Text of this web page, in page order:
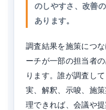
のしやすさ、改善
あります。
調査結果を施策につ
ーチが一部の担当者
ります。誰が調査し
実、解釈、示唆、施
理できれば、会議や